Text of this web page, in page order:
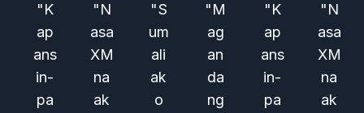
"K
ap
ans
in-
pa
"N
asa
XM
na
ak
"S
um
ali
ak
o
"M
ag
an
da
ng
"K
ap
ans
in-
pa
"N
asa
XM
na
ak